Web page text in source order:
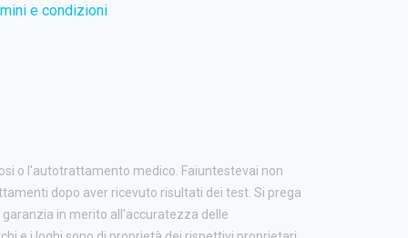
e condizioni
o l'autotrattamento medico. Faiuntestevai non
dopo aver ricevuto risultati dei test. Si prega
in merito all'accuratezza delle